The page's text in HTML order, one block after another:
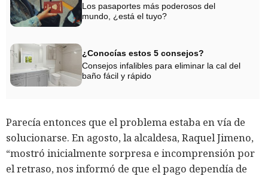
Los pasaportes más poderosos del
mundo, ¿está el tuyo?
¿Conocías estos 5 consejos?
Consejos infalibles para eliminar la cal del
baño fácil y rápido
Parecía entonces que el problema estaba en vía de
solucionarse. En agosto, la alcaldesa, Raquel Jimeno,
“mostró inicialmente sorpresa e incomprensión por
el retraso, nos informó de que el pago dependía de